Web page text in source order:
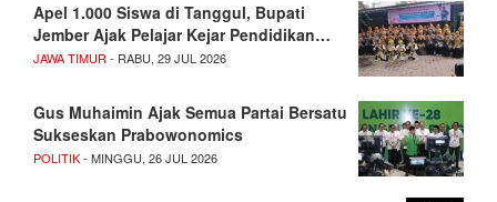
Apel 1.000 Siswa di Tanggul, Bupati
Jember Ajak Pelajar Kejar Pendidikan…
JAWA TIMUR - RABU, 29 JUL 2026
Gus Muhaimin Ajak Semua Partai Bersatu
Sukseskan Prabowonomics
POLITIK- MINGGU, 26 JUL 2026